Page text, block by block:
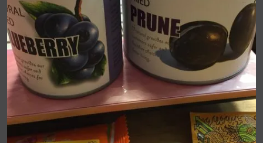
章
導
覽
UrMart 為你打造理想生活